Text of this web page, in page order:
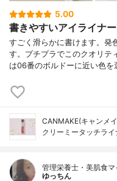
5.00
書きやすいアイライナー
すごく滑らかに書けます。発
す。プチプラでこのクオリテ
は06番のボルドーに近い色
CANMAKE(キャンメ
クリーミータッチライ
管理栄養士・美肌食
ゆっちん